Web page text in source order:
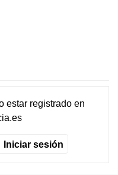
estar registradoen
Iniciar sesión